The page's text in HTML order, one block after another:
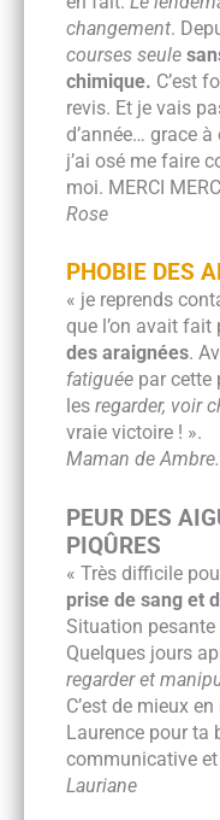
changement.
courses seule
chimique. C’est
revis. Et je vais
d’année… grace
j’ai osé me faire
moi. MERCI
Rose
PHOBIE DES
« je reprends
que l’on avait
des araignées.
fatiguée par cette
les regarder, voir
vraie victoire ! ».
Maman de Ambre.
PEUR DES
PIQÛRES
« Très difficile
prise de sang et
Situation
Quelques jours
regarder et
C’est de mieux
Laurence pour ta
communicative
Lauriane